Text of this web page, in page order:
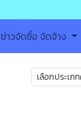
ข่าวจัดซื้อ จัดจ้าง